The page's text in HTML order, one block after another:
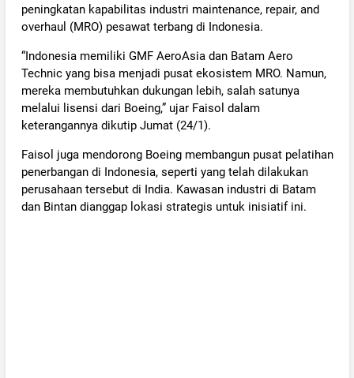
peningkatan kapabilitas industri maintenance, repair, and
overhaul (MRO) pesawat terbang di Indonesia.
“Indonesia memiliki GMF AeroAsia dan Batam Aero
Technic yang bisa menjadi pusat ekosistem MRO. Namun,
mereka membutuhkan dukungan lebih, salah satunya
melalui lisensi dari Boeing,” ujar Faisol dalam
keterangannya dikutip Jumat (24/1).
Faisol juga mendorong Boeing membangun pusat pelatihan
penerbangan di Indonesia, seperti yang telah dilakukan
perusahaan tersebut di India. Kawasan industri di Batam
dan Bintan dianggap lokasi strategis untuk inisiatif ini.